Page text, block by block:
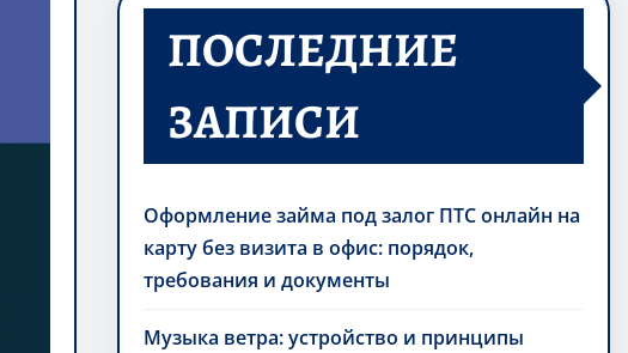
ПОСЛЕДНИЕ
ЗАПИСИ
Оформление займа под залог ПТС онлайн на
карту без визита в офис: порядок,
требования и документы
Музыка ветра: устройство и принципы